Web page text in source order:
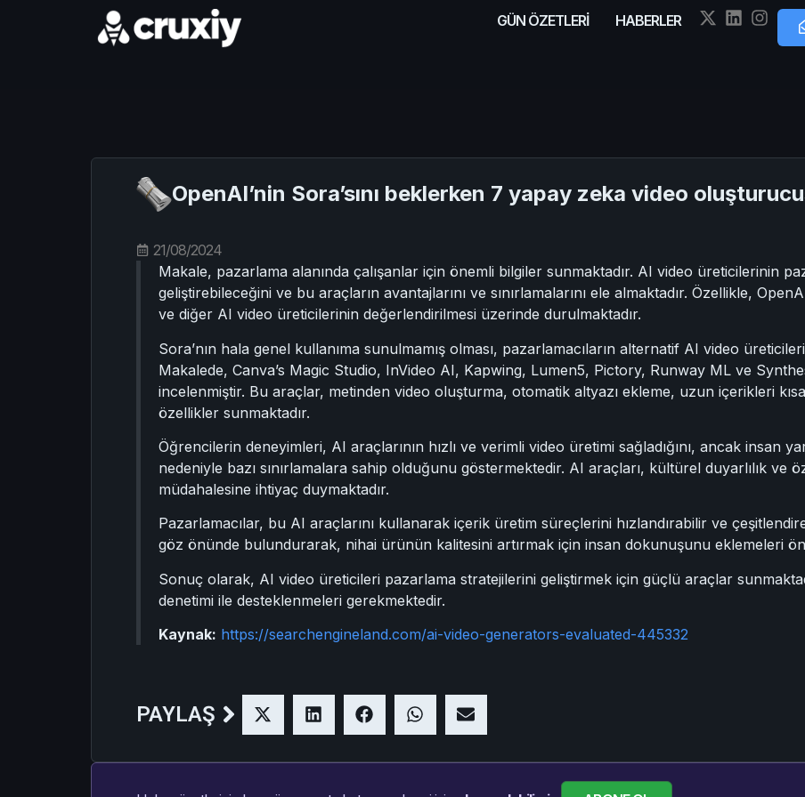
GÜN ÖZETLERİ HABERLER
OpenAI’nin Sora’sını beklerken 7 yapay zeka video
21/08/2024
Makale, pazarlama alanında çalışanlar için önemli bilgiler sunmaktadır. AI video üreticilerinin
geliştirebileceğini ve bu araçların avantajlarını ve sınırlamalarını ele almaktadır. Özellikle,
ve diğer AI video üreticilerinin değerlendirilmesi üzerinde durulmaktadır.
Sora’nın hala genel kullanıma sunulmamış olması, pazarlamacıların alternatif AI video
Makalede, Canva’s Magic Studio, InVideo AI, Kapwing, Lumen5, Pictory, Runway ML ve
incelenmiştir. Bu araçlar, metinden video oluşturma, otomatik altyazı ekleme, uzun içerikleri
özellikler sunmaktadır.
Öğrencilerin deneyimleri, AI araçlarının hızlı ve verimli video üretimi sağladığını, ancak insan
nedeniyle bazı sınırlamalara sahip olduğunu göstermektedir. AI araçları, kültürel duyarlılık ve
müdahalesine ihtiyaç duymaktadır.
Pazarlamacılar, bu AI araçlarını kullanarak içerik üretim süreçlerini hızlandırabilir ve
göz önünde bulundurarak, nihai ürünün kalitesini artırmak için insan dokunuşunu eklemeleri
Sonuç olarak, AI video üreticileri pazarlama stratejilerini geliştirmek için güçlü araçlar
denetimi ile desteklenmeleri gerekmektedir.
Kaynak: https://searchengineland.com/ai-video-generators-evaluated-445332
PAYLAŞ